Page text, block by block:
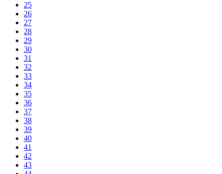
25
26
27
28
29
30
31
32
33
34
35
36
37
38
39
40
41
42
43